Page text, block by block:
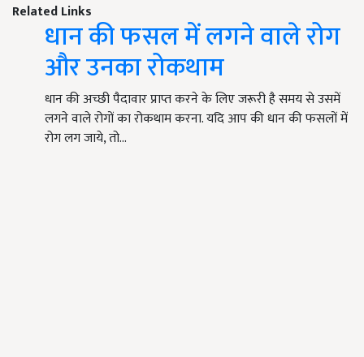
Related Links
धान की फसल में लगने वाले रोग
और उनका रोकथाम
धान की अच्छी पैदावार प्राप्त करने के लिए जरूरी है समय से उसमें
लगने वाले रोगों का रोकथाम करना. यदि आप की धान की फसलों में
रोग लग जाये, तो…